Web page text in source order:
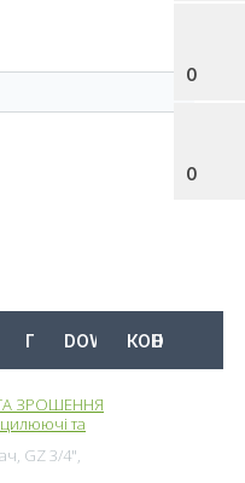
0
0
ПРО НАСDOWNLOADКОНТАКТИ
ЗРОШЕННЯ
та
GZ 3/4",